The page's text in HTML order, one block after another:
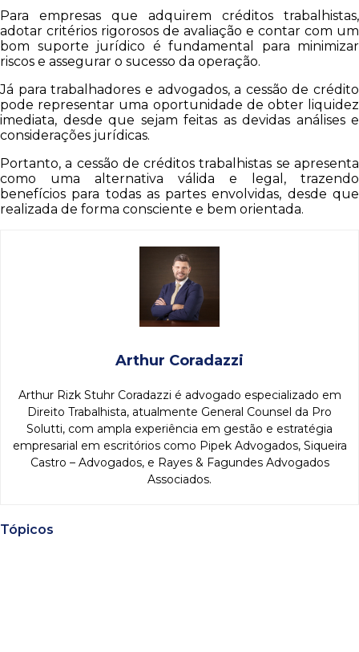
Para empresas que adquirem créditos trabalhistas,
adotar critérios rigorosos de avaliação e contar com um
bom suporte jurídico é fundamental para minimizar
riscos e assegurar o sucesso da operação.
Já para trabalhadores e advogados, a cessão de crédito
pode representar uma oportunidade de obter liquidez
imediata, desde que sejam feitas as devidas análises e
considerações jurídicas.
Portanto, a cessão de créditos trabalhistas se apresenta
como uma alternativa válida e legal, trazendo
benefícios para todas as partes envolvidas, desde que
realizada de forma consciente e bem orientada.
Arthur Coradazzi
Arthur Rizk Stuhr Coradazzi é advogado especializado em
Direito Trabalhista, atualmente General Counsel da Pro
Solutti, com ampla experiência em gestão e estratégia
empresarial em escritórios como Pipek Advogados, Siqueira
Castro – Advogados, e Rayes & Fagundes Advogados
Associados.
Tópicos